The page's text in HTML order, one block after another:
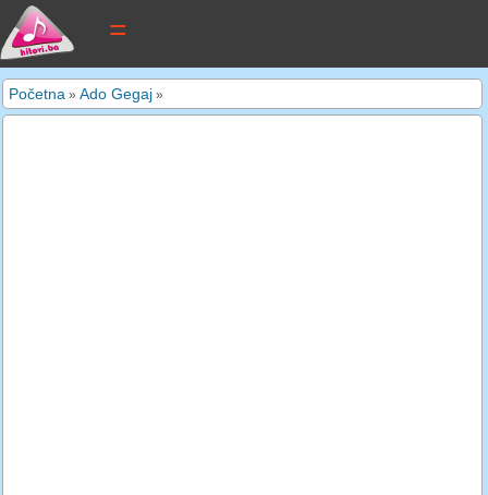
tekstovi pjesama
Početna » Ado Gegaj »